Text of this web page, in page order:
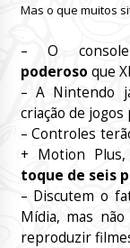
Mas o que muitos
– O
poderoso que
– A Nintendo
criação de jogos
– Controles
+ Motion
toque de seis
– Discutem o
Mídia, mas
reproduzir